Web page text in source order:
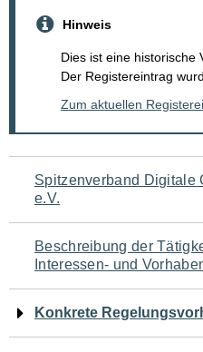
Hinweis
Dies ist eine historische
Der Registereintrag
Zum aktuellen
Navigation
für
den
Seiteninhalt
Spitzenverband Digitale
e.V.
Beschreibung der
Interessen- und
Konkrete